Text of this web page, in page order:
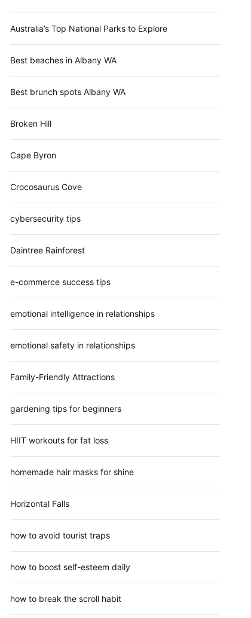
e
Australia’s Top National Parks to Explore
Best beaches in Albany WA
Best brunch spots Albany WA
Broken Hill
Cape Byron
Crocosaurus Cove
cybersecurity tips
Daintree Rainforest
e-commerce success tips
emotional intelligence in relationships
emotional safety in relationships
Family-Friendly Attractions
gardening tips for beginners
HIIT workouts for fat loss
homemade hair masks for shine
Horizontal Falls
how to avoid tourist traps
how to boost self-esteem daily
how to break the scroll habit